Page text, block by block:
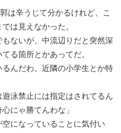
は辛うじて分かるけれど、こ
は見えなかった。
もないが、中流辺りだと突然深
る箇所とかあってだ。
んだわ。近隣の小学生とか特
泳禁止には指定はされてるん
にゃ勝てんわな」
になっていることに気付い